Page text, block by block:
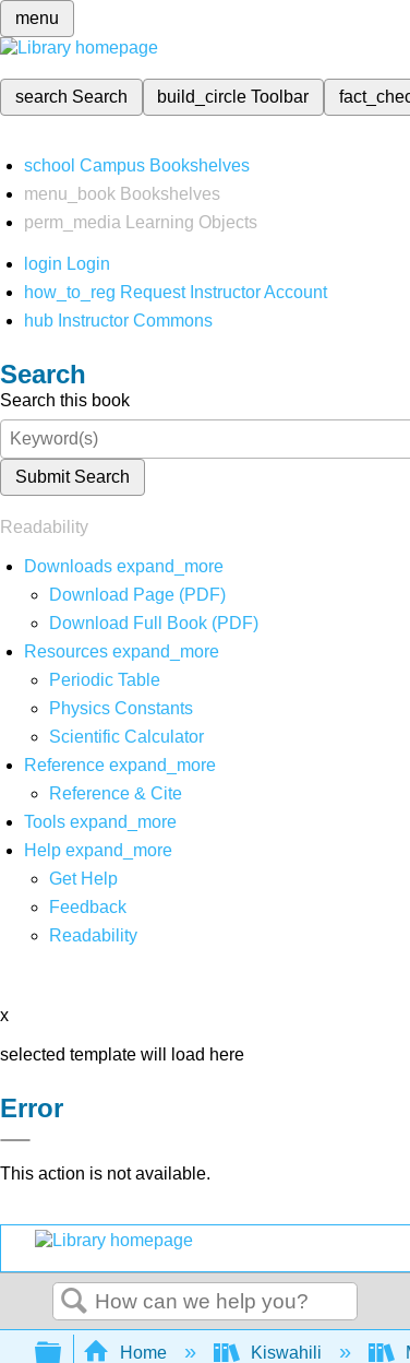
menu
search Search build_circleToolbar
school Campus Bookshelves
menu_book Bookshelves
perm_media
Learning Objects
login Login
how_to_reg Request Instructor Account
hub Instructor Commons
Search
Search this book
Submit Search
Readability
Downloads expand_more
Download Page (PDF)
Download Full Book (PDF)
Resources expand_more
Periodic Table
Physics Constants
Scientific Calculator
Reference expand_more
Reference & Cite
Tools expand_more
Help expand_more
Get Help
Feedback
Readability
x
selected template will load here
Error
This action is not available.
Search
Expand/collapse global
Home Kiswahili